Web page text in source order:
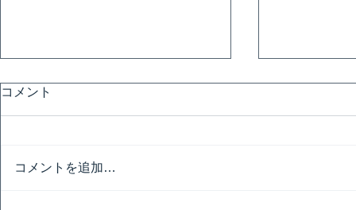
コメント
コメントを追加…